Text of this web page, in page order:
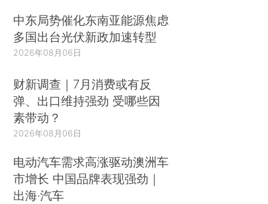
中东局势催化东南亚能源焦虑
多国出台光伏新政加速转型
2026年08月06日
财新调查｜7月消费或有反
弹、出口维持强劲 受哪些因
素带动？
2026年08月06日
电动汽车需求高涨驱动澳洲车
市增长 中国品牌表现强劲｜
出海·汽车